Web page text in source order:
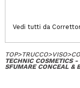
Vedi tutti da
TOP>TRUCCO>VISO>
TECHNIC COSMETICS -
SFUMARE CONCEAL &